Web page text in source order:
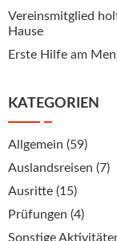
Vereinsmitglied
Hause
Erste Hilfe am
KATEGORIEN
Allgemein (59)
Auslandsreisen (7)
Ausritte (15)
Prüfungen (4)
Sonstige